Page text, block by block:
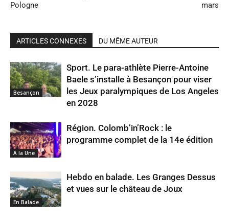
Pologne
mars
ARTICLES CONNEXES DU MÊME AUTEUR
Besançon
Sport. Le para-athlète Pierre-Antoine
Baele s’installe à Besançon pour viser
les Jeux paralympiques de Los Angeles
en 2028
A la Une
Région. Colomb’in’Rock : le
programme complet de la 14e édition
En Balade
Hebdo en balade. Les Granges Dessus
et vues sur le château de Joux